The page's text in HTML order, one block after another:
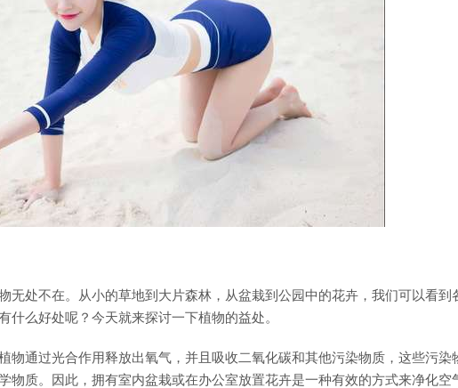
无处不在。从小的草地到大片森林，从盆栽到公园中的花卉，我们可以看到
什么好处呢？今天就来探讨一下植物的益处。
物通过光合作用释放出氧气，并且吸收二氧化碳和其他污染物质，这些污染
物质。因此，拥有室内盆栽或在办公室放置花卉是一种有效的方式来净化空